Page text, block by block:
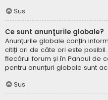
Sus
Ce sunt anunţurile globale?
Anunțurile globale conțin
citiți ori de câte ori este
fiecărui forum și în Panoul de
pentru anunțuri globale sunt
Sus